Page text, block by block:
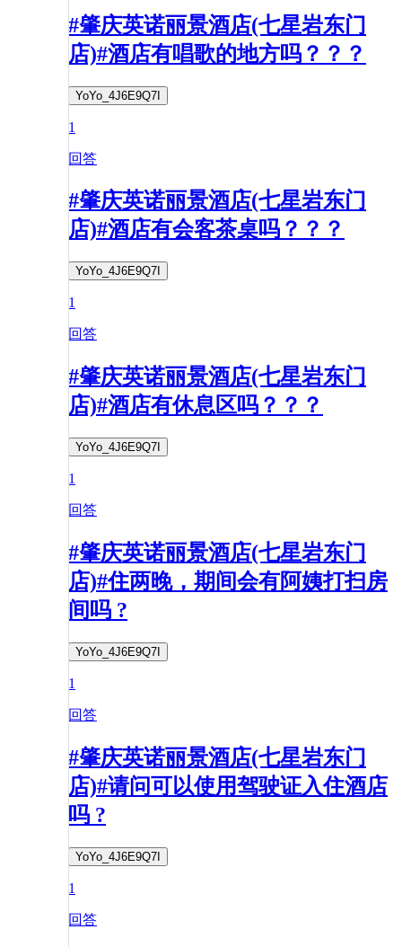
#肇庆英诺丽景酒店(七星岩东门
店)#酒店有唱歌的地方吗？？？
YoYo_4J6E9Q7I
1
回答
#肇庆英诺丽景酒店(七星岩东门
店)#酒店有会客茶桌吗？？？
YoYo_4J6E9Q7I
1
回答
#肇庆英诺丽景酒店(七星岩东门
店)#酒店有休息区吗？？？
YoYo_4J6E9Q7I
1
回答
#肇庆英诺丽景酒店(七星岩东门
店)#住两晚，期间会有阿姨打扫房
间吗 ?
YoYo_4J6E9Q7I
1
回答
#肇庆英诺丽景酒店(七星岩东门
店)#请问可以使用驾驶证入住酒店
吗 ?
YoYo_4J6E9Q7I
1
回答